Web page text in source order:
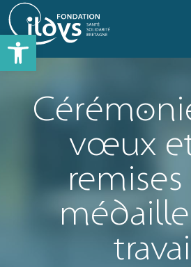
Ouvrir
la
d’outils
vœux
remises